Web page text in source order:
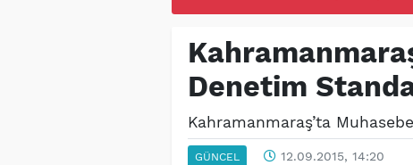
Denetim
Kahramanmaraş’ta
GÜNCEL 12.09.2015, 14:20